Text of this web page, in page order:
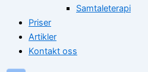
Samtaleterapi
Priser
Artikler
Kontakt oss